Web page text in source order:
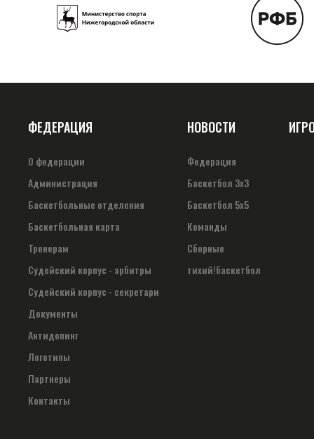
ФЕДЕРАЦИЯ
О федерации
Администрация
Баскетбольные отделения
Баскетбольная карта
Тренерам
Судейский корпус - арбитры
Судейский корпус - секретари
Документы
Антидопинг
Логотипы
Партнеры
Контакты
НОВОСТИ
Федерация
Баскетбол 3х3
Баскетбол 5х5
Команды
Сборные
тихий!баскетбол